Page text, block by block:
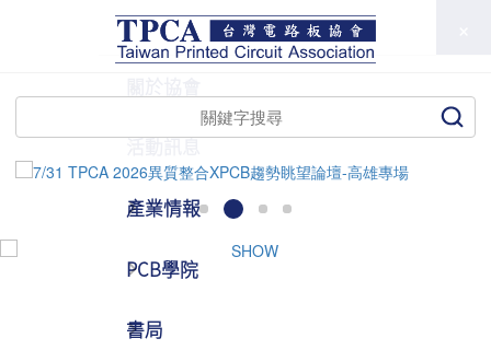
TPCA
活動訊息
產業情報
PCB學院
書局